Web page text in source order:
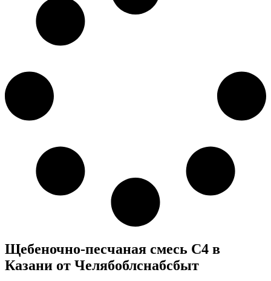
Щебеночно-песчаная смесь С4 в
Казани от Челябоблснабсбыт